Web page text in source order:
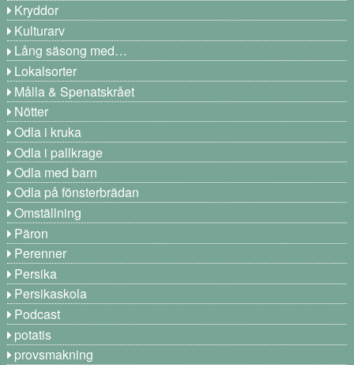
Kryddor
Kulturarv
Lång säsong med…
Lokalsorter
Målla & Spenatskrået
Nötter
Odla i kruka
Odla i pallkrage
Odla med barn
Odla på fönsterbrädan
Omställning
Päron
Perenner
Persika
Persikaskola
Podcast
potatis
provsmakning